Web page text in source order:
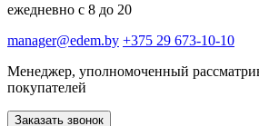
ежедневно с 8 до 20
manager@edem.by +375 29 673-10-10
Менеджер, уполномоченный
покупателей
Заказать звонок